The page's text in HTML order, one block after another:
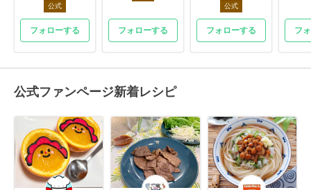
公式
フォローする フォローする
公式
フォローする フ
公式ファンページ新着レシピ